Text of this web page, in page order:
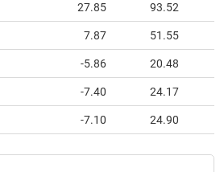
27.85 93.52
7.87 51.55
-5.86 20.48
-7.40 24.17
-7.10 24.90